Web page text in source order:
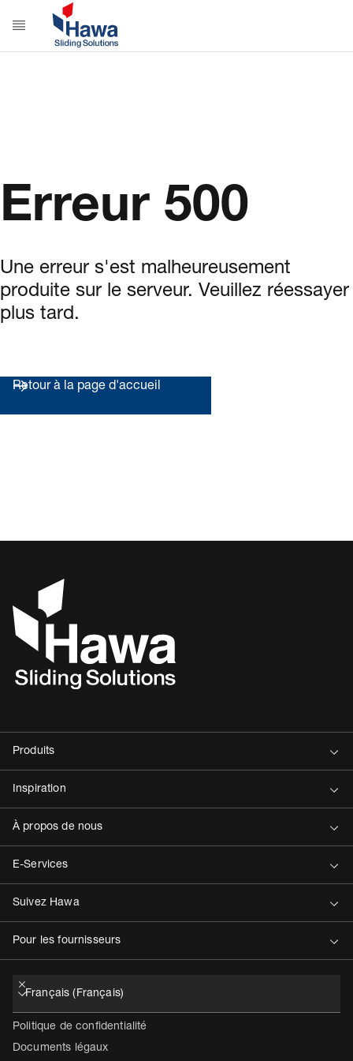
Erreur 500
Une erreur s'est malheureusement
produite sur le serveur. Veuillez réessayer
plus tard.
Retour à la page d'accueil
Politique de confidentialité
Documents légaux